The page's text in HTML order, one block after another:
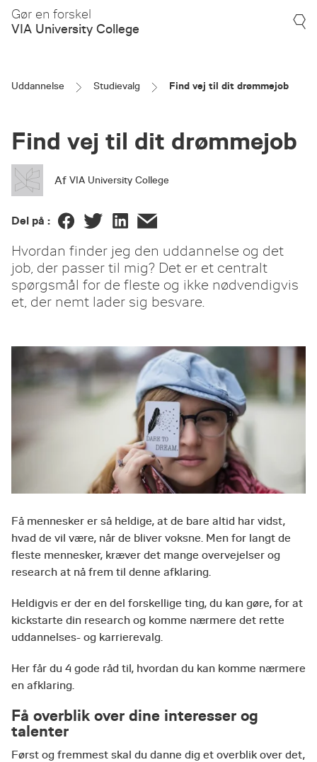
Gør en forskel
VIA University College
Uddannelse Studievalg Find vej til dit drømmejob
Find vej til dit drømmejob
Af VIA University College
Del på :
Hvordan finder jeg den uddannelse og det
job, der passer til mig? Det er et centralt
spørgsmål for de fleste og ikke nødvendigvis
et, der nemt lader sig besvare.
Få mennesker er så heldige, at de bare altid har vidst,
hvad de vil være, når de bliver voksne. Men for langt de
fleste mennesker, kræver det mange overvejelser og
research at nå frem til denne afklaring.
Heldigvis er der en del forskellige ting, du kan gøre, for at
kickstarte din research og komme nærmere det rette
uddannelses- og karrierevalg.
Her får du 4 gode råd til, hvordan du kan komme nærmere
en afklaring.
Få overblik over dine interesser og
talenter
Først og fremmest skal du danne dig et overblik over det,